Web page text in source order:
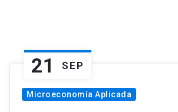
21 SEP
Microeconomía Aplicada